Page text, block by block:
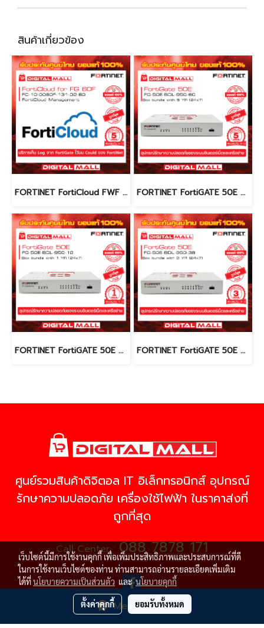
Message Us
สินค้าเกี่ยวข้อง
FORTINET FortiCloud FWF 60F FC-10-W060F-131-02-60 (Firewall) รับประกัน 5 ปี FORTINET FortiGATE 50E FG-50E-BDL-950-60 (Firewall) รับประกัน 5 ปี
FORTINET FortiGATE 50E FG-50E-BDL-950-12 (Firewall) รับประกัน 1 ปี FORTINET FortiGATE 50E FG-50E-BDL-950-36 (Firewall) รับประกัน 3 ปี
ศูนย์รวมสินค้าดิจิตอล IT อิเล็กทรอนิกส์ อุปกรณ์
รักษาความปลอดภัย เครื่องใช้ไฟฟ้า ในราคาส่งที่
ถูกที่สุด
Call Center : 088 7878 171
เว็บไซต์นี้มีการใช้งานคุกกี้ เพื่อเพิ่มประสิทธิภาพและประสบการณ์ที่ดี
ในการใช้งานเว็บไซต์ของท่าน ท่านสามารถอ่านรายละเอียดเพิ่มเติม
ได้ที่นโยบายความเป็นส่วนตัว และนโยบายคุกกี้
ตั้งค่าคุกกี้ ยอมรับทั้งหมด